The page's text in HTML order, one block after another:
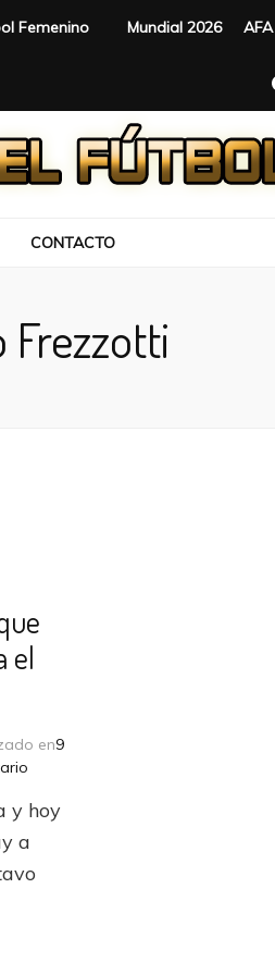
Femenino Mundial 2026 AFA
CONTACTO
Frezzotti
el
en9
en
dio
un
que
y hoy
a